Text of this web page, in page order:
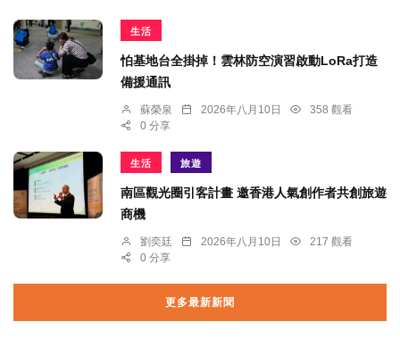
生活
怕基地台全掛掉！雲林防空演習啟動LoRa打造
備援通訊
蘇榮泉 2026年八月10日
358 觀看
0 分享
生活 旅遊
南區觀光圈引客計畫 邀香港人氣創作者共創旅遊
商機
劉奕廷 2026年八月10日
217 觀看
0 分享
更多最新新聞